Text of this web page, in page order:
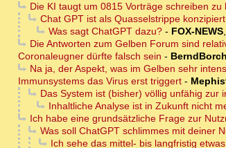
Die KI taugt um 0815 Vorträge schreiben zu
Chat GPT ist als Quasselstrippe
Was sagt ChatGPT dazu?- FOX-NEWS,
Die Antworten zum Gelben Forum sind
Coronaleugner dürfte falsch sein -
Na ja, der Aspekt, was im Gelben sehr
Immunsystems das Virus erst triggert -
Das System ist (bisher) völlig unfähig zur
Inhaltliche Analyse ist in Zukunft nicht
Ich habe eine grundsätzliche Frage zur
Was soll ChatGPT schlimmes mit deiner
Ich sehe das mittel- bis langfristig